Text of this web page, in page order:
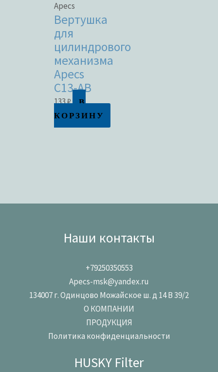
Apecs
Вертушка
для
цилиндрового
механизма
Apecs
C13-AB
133₽
В
КОРЗИНУ
Наши контакты
+79250350553
Apecs-msk@yandex.ru
134007 г. Одинцово Можайское ш. д 14 В 39/2
О КОМПАНИИ
ПРОДУКЦИЯ
Политика конфиденциальности
HUSKY Filter